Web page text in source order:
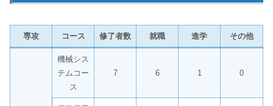
専攻 コース 修了者数 就職 進学 その他
機械シス
テムコー
ス
7 6 1 0